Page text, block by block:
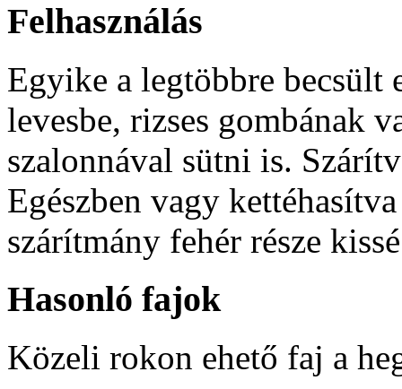
Felhasználás
Egyike a legtöbbre becsült
levesbe, rizses gombának
szalonnával sütni is.
Egészben vagy
szárítmány fehér része
Hasonló fajok
Közeli rokon ehető faj a